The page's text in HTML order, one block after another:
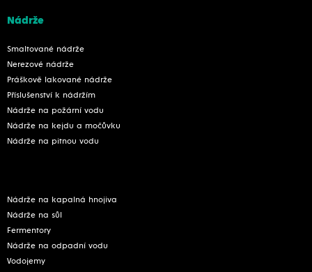
Nádrže
Smaltované nádrže
Nerezové nádrže
Práškově lakované nádrže
Příslušenství k nádržím
Nádrže na požární vodu
Nádrže na kejdu a močůvku
Nádrže na pitnou vodu
Nádrže na kapalná hnojiva
Nádrže na sůl
Fermentory
Nádrže na odpadní vodu
Vodojemy